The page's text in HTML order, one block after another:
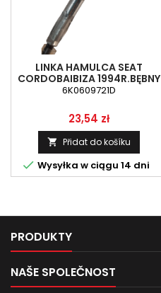
LINKA HAMULCA SEAT
CORDOBAIBIZA 1994R.BĘBNY
6K0609721D
Cena
23,54 zł
 Přidat do košíku
 Wysyłka w ciągu 14 dni
PRODUKTY
NAŠE SPOLEČNOST